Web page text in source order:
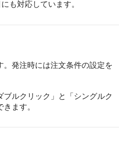
も対応しています。
発注時には注文条件の設定を
ルクリック」と「シングルク
ます。